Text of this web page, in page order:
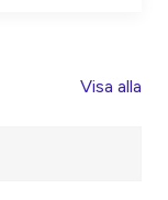
Visa alla